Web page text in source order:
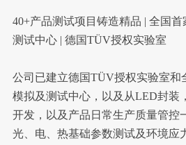
40+产品测试项目铸造精品 | 全国
测试中心 | 德国TÜV授权实验室
公司已建立德国TÜV授权实验室和
模拟及测试中心，以及从LED封装
开发，以及产品日常生产质量管控
光、电、热基础参数测试及环境应